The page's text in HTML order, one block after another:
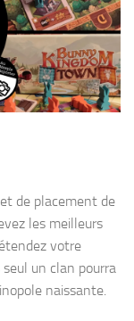
de placement de
les meilleurs
votre
un clan pourra
naissante.